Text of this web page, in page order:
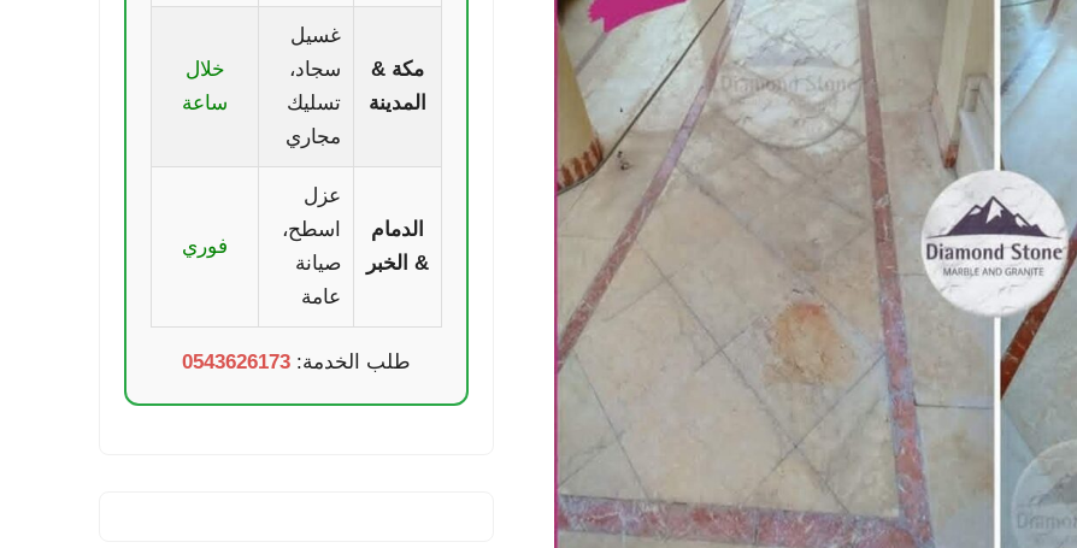
مكة &
المدينة
غسيل
سجاد،
تسليك
مجاري
خلال
ساعة
الدمام
& الخبر
عزل
اسطح،
صيانة
عامة
فوري
طلب الخدمة: 0543626173